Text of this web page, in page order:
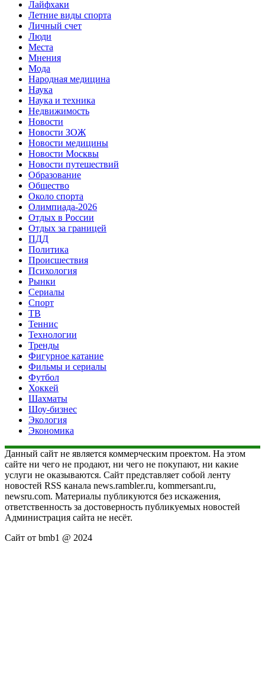
Лайфхаки
Летние виды спорта
Личный счет
Люди
Места
Мнения
Мода
Народная медицина
Наука
Наука и техника
Недвижимость
Новости
Новости ЗОЖ
Новости медицины
Новости Москвы
Новости путешествий
Образование
Общество
Около спорта
Олимпиада-2026
Отдых в России
Отдых за границей
ПДД
Политика
Происшествия
Психология
Рынки
Сериалы
Спорт
ТВ
Теннис
Технологии
Тренды
Фигурное катание
Фильмы и сериалы
Футбол
Хоккей
Шахматы
Шоу-бизнес
Экология
Экономика
Данный сайт не является коммерческим проектом. На этом
сайте ни чего не продают, ни чего не покупают, ни какие
услуги не оказываются. Сайт представляет собой ленту
новостей RSS канала news.rambler.ru, kommersant.ru,
newsru.com. Материалы публикуются без искажения,
ответственность за достоверность публикуемых новостей
Администрация сайта не несёт.
Сайт от bmb1 @ 2024